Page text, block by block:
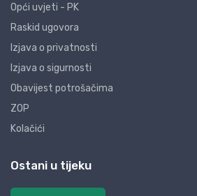
Opći uvjeti - PK
Raskid ugovora
Izjava o privatnosti
Izjava o sigurnosti
Obavijest potrošačima
ZOP
Kolačići
Ostani u tijeku